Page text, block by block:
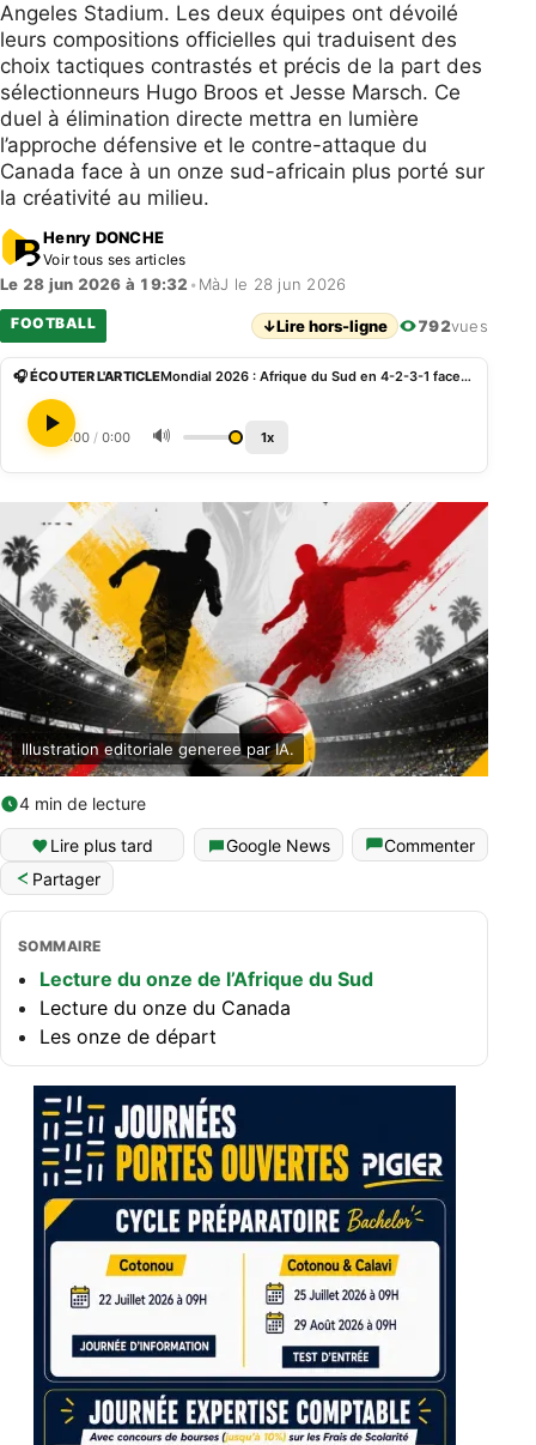
Angeles Stadium. Les deux équipes ont dévoilé
leurs compositions officielles qui traduisent des
choix tactiques contrastés et précis de la part des
sélectionneurs Hugo Broos et Jesse Marsch. Ce
duel à élimination directe mettra en lumière
l’approche défensive et le contre-attaque du
Canada face à un onze sud-africain plus porté sur
la créativité au milieu.
Henry DONCHE
Voir tous ses articles
Le 28 jun 2026 à 19:32 • MàJ le 28 jun 2026
FOOTBALL ↓Lire hors-ligne 792vues
🎧 ÉCOUTER L'ARTICLE Mondial 2026 : Afrique du Sud en 4-2-3-1 face au Canada et son 4-4-2 à Los Angeles
0:00 / 0:00 🔊 1x
Illustration editoriale generee par IA.
4 min de lecture
Lire plus tard Google News
Commenter
Partager
SOMMAIRE
Lecture du onze de l’Afrique du Sud
Lecture du onze du Canada
Les onze de départ